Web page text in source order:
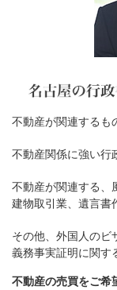
不動産が関連するも
不動産関係に強い行
不動産が関連する、
建物取引業、遺言書
その他、外国人のビ
義務事実証明に関す
不動産の売買をご希